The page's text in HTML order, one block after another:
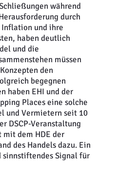
während
durch
Inflation und ihre
haben deutlich
und die
müssen
den
begegnen
haben EHI und der
Places eine solche
und Vermietern seit 10
DSCP-Veranstaltung
mit dem HDE der
des Handels dazu. Ein
sinnstiftendes Signal für